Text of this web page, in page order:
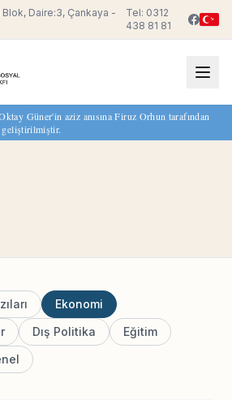
Blok, Daire:3, Çankaya -
Tel: 0312
438 81 81
Güner'in aziz anısına Firuz Orhun tarafından
geliştirilmiştir.
Ekonomi
Dış Politika
Eğitim